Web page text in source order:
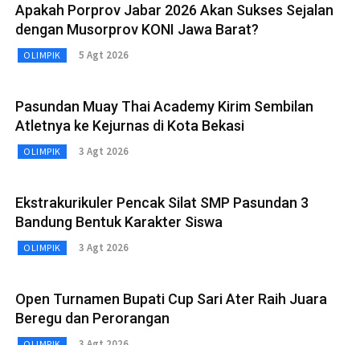
Apakah Porprov Jabar 2026 Akan Sukses Sejalan
dengan Musorprov KONI Jawa Barat?
OLIMPIK 5 Agt 2026
Pasundan Muay Thai Academy Kirim Sembilan
Atletnya ke Kejurnas di Kota Bekasi
OLIMPIK 3 Agt 2026
Ekstrakurikuler Pencak Silat SMP Pasundan 3
Bandung Bentuk Karakter Siswa
OLIMPIK 3 Agt 2026
Open Turnamen Bupati Cup Sari Ater Raih Juara
Beregu dan Perorangan